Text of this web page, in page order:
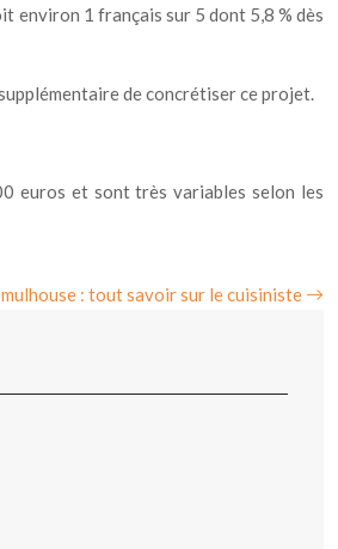
environ 1 français sur 5 dont 5,8 % dès
de concrétiser ce projet.
euros et sont très variables selon les
: tout savoir sur le cuisiniste